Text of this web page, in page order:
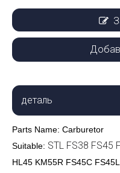
деталь
Parts Name: Carburetor
Suitable: STL FS38 FS45
HL45 KM55R FS45C